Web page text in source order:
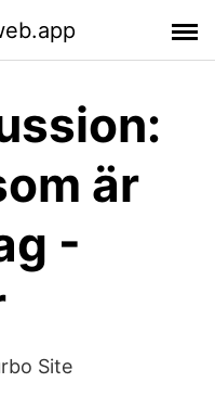
är
-
Site